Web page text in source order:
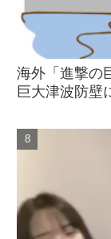
海外「進撃の
巨大津波防壁